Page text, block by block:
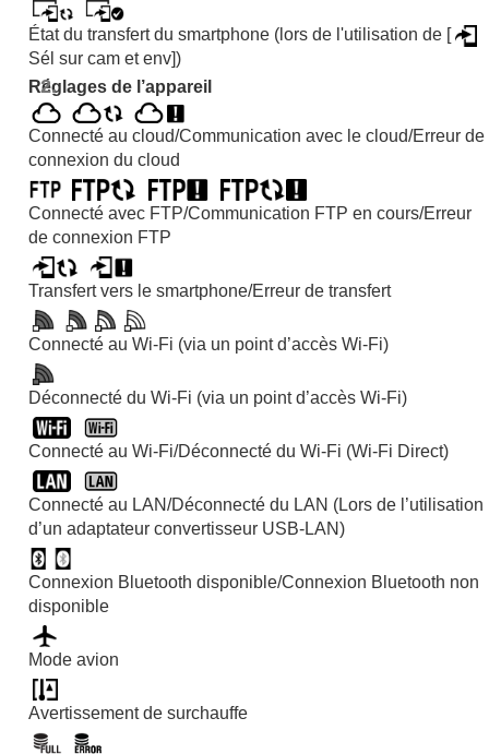
État du transfert du smartphone (lors de l'utilisation de [
Sél sur cam et env])
Réglages de l’appareil
Connecté au cloud/Communication avec le cloud/Erreur de
connexion du cloud
Connecté avec FTP/Communication FTP en cours/Erreur
de connexion FTP
Transfert vers le smartphone/Erreur de transfert
Connecté au Wi-Fi (via un point d’accès Wi-Fi)
Déconnecté du Wi-Fi (via un point d’accès Wi-Fi)
Connecté au Wi-Fi/Déconnecté du Wi-Fi (Wi-Fi Direct)
Connecté au LAN/Déconnecté du LAN (Lors de l’utilisation
d’un adaptateur convertisseur USB-LAN)
Connexion Bluetooth disponible/Connexion Bluetooth non
disponible
Mode avion
Avertissement de surchauffe